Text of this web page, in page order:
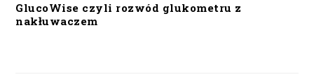
GlucoWise czyli rozwód glukometru z
nakłuwaczem